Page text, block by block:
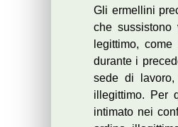
Gli ermellini
che
legittimo,
durante i
sede di
illegittimo. Per
intimato nei